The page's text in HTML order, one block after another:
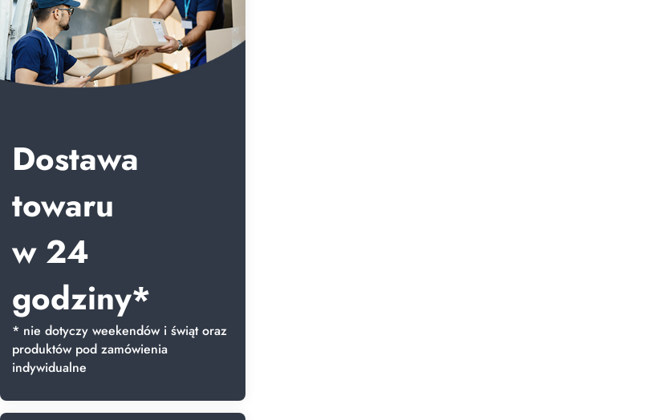
Dostawa
towaru
w 24
godziny*
* nie dotyczy weekendów i świąt oraz
produktów pod zamówienia
indywidualne